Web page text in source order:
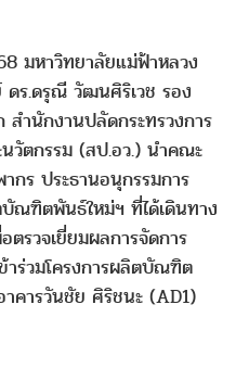
มหาวิทยาลัยแม่ฟ้าหลวง
ดร.ดรุณี วัฒนศิริเวช รอง
ำนักงานปลัดกระทรวงการ
วัตกรรม (สป.อว.) นำคณะ
กร ประธานอนุกรรมการ
บัณฑิตพันธ์ใหม่ฯ ที่ได้เดินทาง
รวจเยี่ยมผลการจัดการ
าร่วมโครงการผลิตบัณฑิต
คารวันชัย ศิริชนะ (AD1)